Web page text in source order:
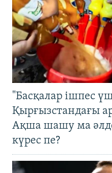
"Басқалар ішпес
Қырғызстандағы
Ақша шашу ма
күрес пе?